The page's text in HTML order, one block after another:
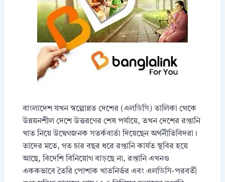
বাংলাদেশ যখন স্বল্পোন্নত দেশের (এলডিসি) তালিকা থেকে
উন্নয়নশীল দেশে উত্তরণের শেষ পর্যায়ে, তখন দেশের রপ্তানি
খাত নিয়ে উদ্বেগজনক সতর্কবার্তা দিয়েছেন অর্থনীতিবিদরা।
তাদের মতে, গত চার বছর ধরে রপ্তানি কার্যত স্থবির হয়ে
আছে, বিদেশি বিনিয়োগ বাড়ছে না, রপ্তানি এখনও
এককভাবে তৈরি পোশাক খাতনির্ভর এবং এলডিসি-পরবর্তী